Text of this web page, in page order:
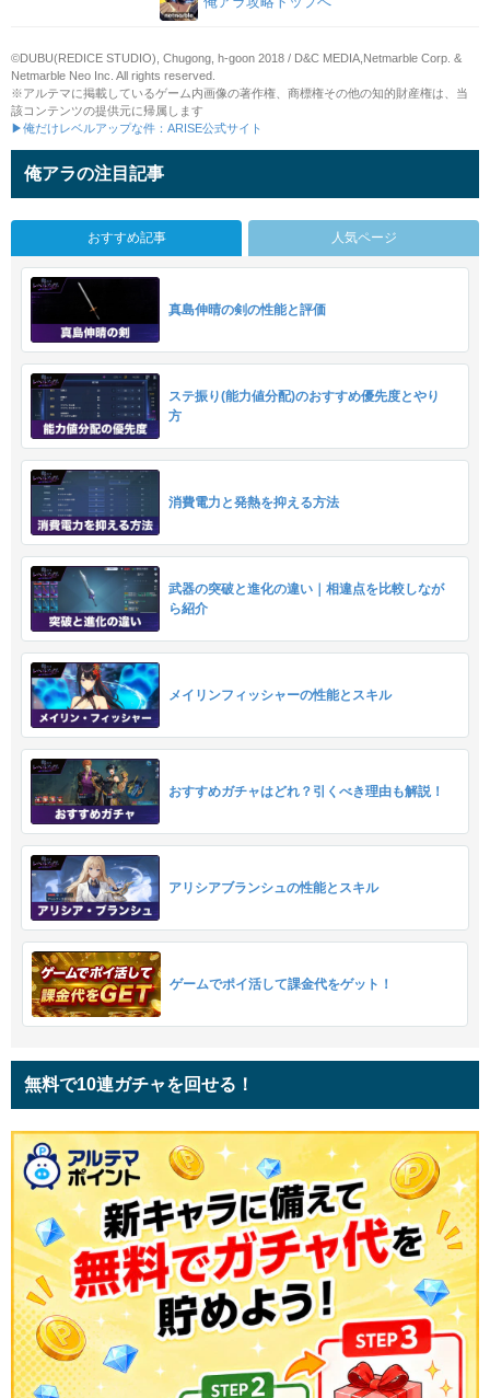
©DUBU(REDICE STUDIO), Chugong, h-goon 2018 / D&C MEDIA,Netmarble Corp. &
Netmarble Neo Inc. All rights reserved.
※アルテマに掲載しているゲーム内画像の著作権、商標権その他の知的財産権は、当
該コンテンツの提供元に帰属します
▶俺だけレベルアップな件：ARISE公式サイト
俺アラの注目記事
おすすめ記事 人気ページ
真島伸晴の剣の性能と評価
ステ振り(能力値分配)のおすすめ優先度とやり
方
消費電力と発熱を抑える方法
武器の突破と進化の違い｜相違点を比較しなが
ら紹介
メイリンフィッシャーの性能とスキル
おすすめガチャはどれ？引くべき理由も解説！
アリシアブランシュの性能とスキル
ゲームでポイ活して課金代をゲット！
無料で10連ガチャを回せる！